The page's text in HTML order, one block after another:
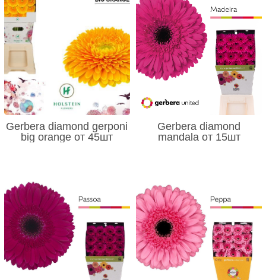
Gerbera diamond gerponi
big orange от 45шт
Gerbera diamond
mandala от 15шт